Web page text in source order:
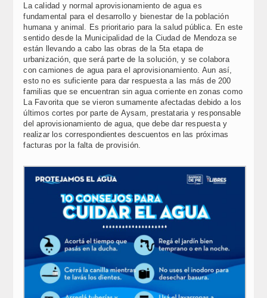
La calidad y normal aprovisionamiento de agua es
fundamental para el desarrollo y bienestar de la población
humana y animal. Es prioritario para la salud pública. En este
sentido desde la Municipalidad de la Ciudad de Mendoza se
están llevando a cabo las obras de la 5ta etapa de
urbanización, que será parte de la solución, y se colabora
con camiones de agua para el aprovisionamiento. Aun así,
esto no es suficiente para dar respuesta a las más de 200
familias que se encuentran sin agua corriente en zonas como
La Favorita que se vieron sumamente afectadas debido a los
últimos cortes por parte de Aysam, prestataria y responsable
del aprovisionamiento de agua, que debe dar respuesta y
realizar los correspondientes descuentos en las próximas
facturas por la falta de provisión.